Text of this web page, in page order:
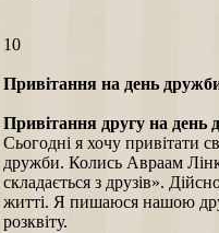
10
Привітання на день
Привітання другу на день
Сьогодні я хочу привітати
дружби. Колись Авраам
складається з друзів».
житті. Я пишаюся нашою
розквіту.